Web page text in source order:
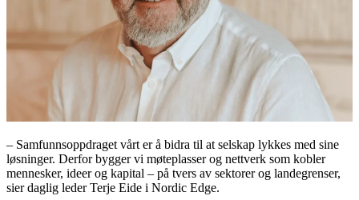
– Samfunnsoppdraget vårt er å bidra til at selskap lykkes med sine
løsninger. Derfor bygger vi møteplasser og nettverk som kobler
mennesker, ideer og kapital – på tvers av sektorer og landegrenser,
sier daglig leder Terje Eide i Nordic Edge.